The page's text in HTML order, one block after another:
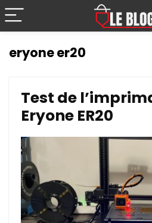
eryone er20
Test de
Eryone ER20